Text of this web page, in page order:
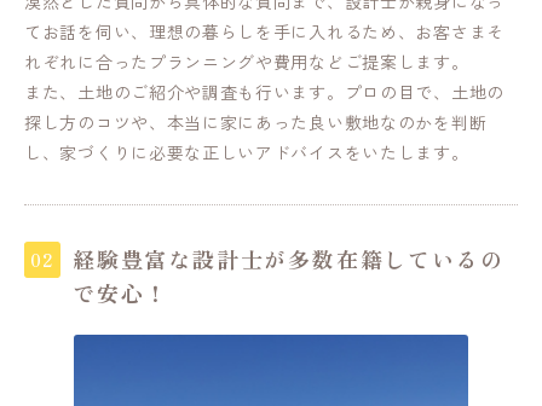
てお話を伺い、理想の暮らしを手に入れるため、お客さまそ
れぞれに合ったプランニングや費用などご提案します。
また、土地のご紹介や調査も行います。プロの目で、土地の
探し方のコツや、本当に家にあった良い敷地なのかを判断
し、家づくりに必要な正しいアドバイスをいたします。
02
経験豊富な設計士が多数在籍しているの
で安心！